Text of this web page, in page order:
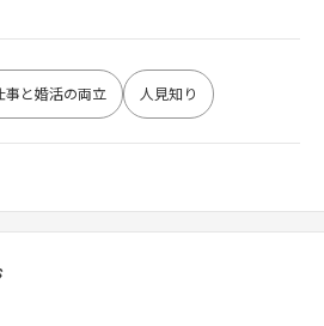
事と婚活の両立 人見知り